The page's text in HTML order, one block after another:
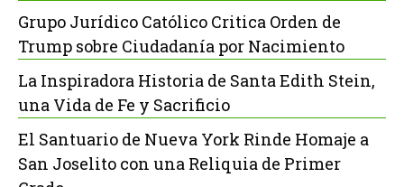
Grupo Jurídico Católico Critica Orden de
Trump sobre Ciudadanía por Nacimiento
La Inspiradora Historia de Santa Edith Stein,
una Vida de Fe y Sacrificio
El Santuario de Nueva York Rinde Homaje a
San Joselito con una Reliquia de Primer